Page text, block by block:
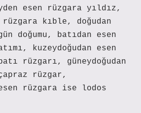
esen rüzgara yıldız,
rüzgara kıble, doğudan
doğumu, batıdan esen
kuzeydoğudan esen
rüzgarı, güneydoğudan
rüzgar,
rüzgara ise lodos